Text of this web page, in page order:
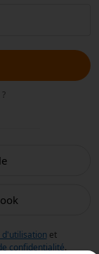
d'utilisation et
confidentialité.